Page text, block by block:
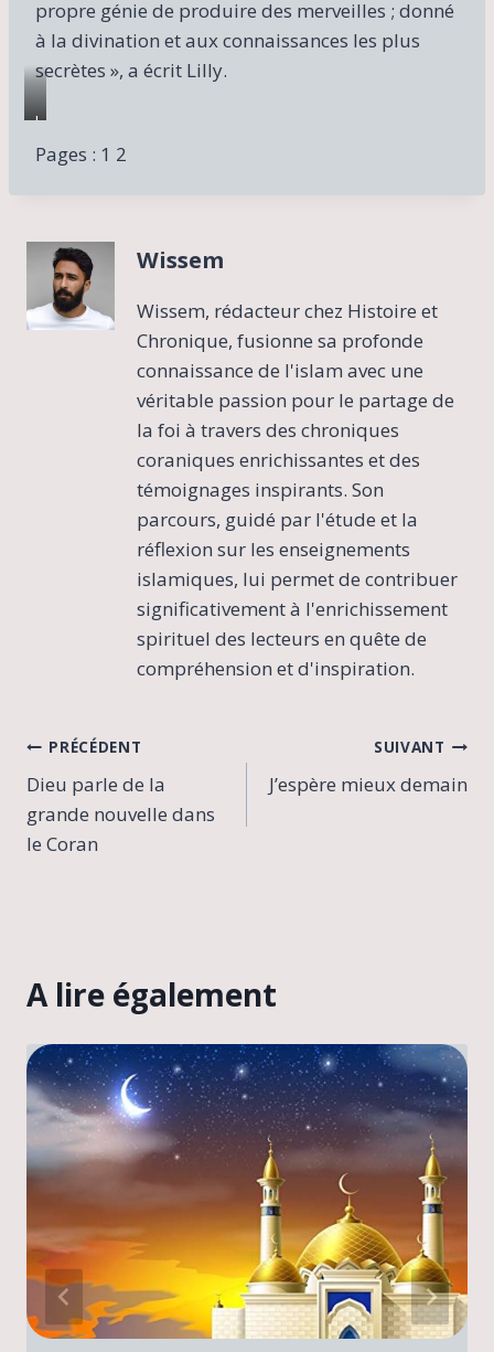
propre génie de produire des merveilles ; donné
à la divination et aux connaissances les plus
secrètes », a écrit Lilly.
I
l
l
t
t
i
i
e
p
a
i
r
n
i
.
Pages : 1 2
Wissem
Wissem, rédacteur chez Histoire et
Chronique, fusionne sa profonde
connaissance de l'islam avec une
véritable passion pour le partage de
la foi à travers des chroniques
coraniques enrichissantes et des
témoignages inspirants. Son
parcours, guidé par l'étude et la
réflexion sur les enseignements
islamiques, lui permet de contribuer
significativement à l'enrichissement
spirituel des lecteurs en quête de
compréhension et d'inspiration.
Navigation
de
l’article
PRÉCÉDENT
Dieu parle de la
grande nouvelle dans
le Coran
SUIVANT
J’espère mieux demain
A lire également